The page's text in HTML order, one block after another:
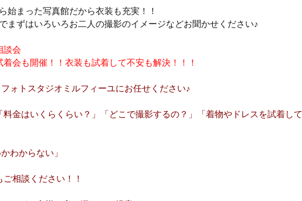
始まった写真館だから衣装も充実！！
まずはいろいろお二人の撮影のイメージなどお聞かせください♪
談会
会も開催！！衣装も試着して不安も解決！！！
ォトスタジオミルフィーユにお任せください♪
金はいくらくらい？」「どこで撮影するの？」「着物やドレスを試着して
わからない」
相談ください！！